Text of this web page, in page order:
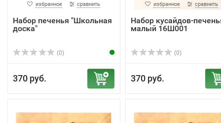
избранное сравнить
Набор печенья "Школьная
доска"
(0)
370 руб.
избранное сравнить
Набор кусайдов-
малый 16Ш001
(0)
370 руб.